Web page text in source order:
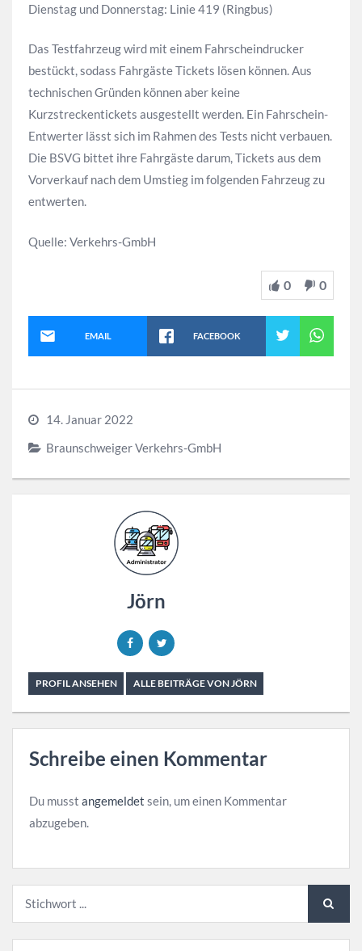
Dienstag und Donnerstag: Linie 419 (Ringbus)
Das Testfahrzeug wird mit einem Fahrscheindrucker
bestückt, sodass Fahrgäste Tickets lösen können. Aus
technischen Gründen können aber keine
Kurzstreckentickets ausgestellt werden. Ein Fahrschein-
Entwerter lässt sich im Rahmen des Tests nicht verbauen.
Die BSVG bittet ihre Fahrgäste darum, Tickets aus dem
Vorverkauf nach dem Umstieg im folgenden Fahrzeug zu
entwerten.
Quelle: Verkehrs-GmbH
0 0
EMAIL FACEBOOK
14. Januar 2022
Braunschweiger Verkehrs-GmbH
Jörn
PROFIL ANSEHEN ALLE BEITRÄGE VON JÖRN
Schreibe einen Kommentar
Du musst angemeldet sein, um einen Kommentar
abzugeben.